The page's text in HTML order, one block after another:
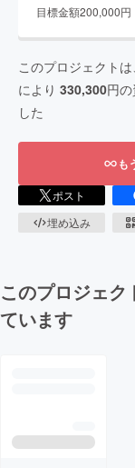
目標金額200,000円
このプロジェクトは、
により 330,300円の
した
も
ポスト
埋め込み
このプロジェク
ています